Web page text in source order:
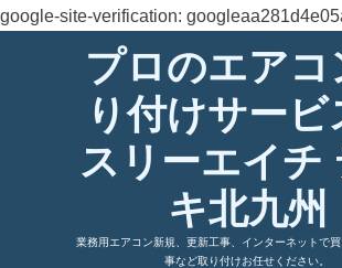
google-site-verification:
プロのエアコ
り付けサー
スリーエイチ
キ北九州
業務用エアコン新規、更新工事、インターネットで
事など取り付けお任せください。